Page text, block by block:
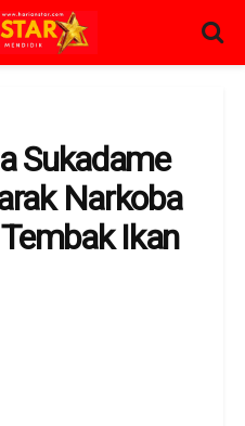
Sukadame
Narkoba
Ikan